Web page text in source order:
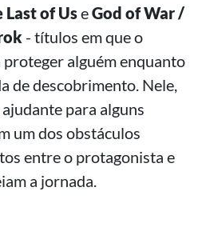
Last of UseGod of War /
- títulos em que o
alguém enquanto
de descobrimento. Nele,
para alguns
um dos obstáculos
entre o protagonista e
a jornada.